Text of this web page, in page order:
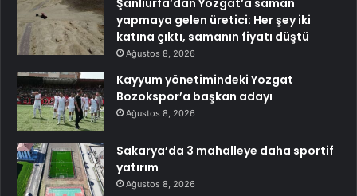
yapmaya gelen üretici: Her şey iki
katına çıktı, samanın fiyatı düştü
Ağustos 8, 2026
Kayyum yönetimindeki Yozgat
Bozokspor’a başkan adayı
Ağustos 8, 2026
Sakarya’da 3 mahalleye daha sportif
yatırım
Ağustos 8, 2026